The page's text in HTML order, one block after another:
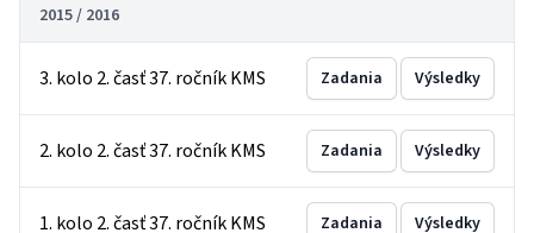
2015 / 2016
3. kolo 2. časť 37. ročník KMS Zadania Výsledky
2. kolo 2. časť 37. ročník KMS Zadania Výsledky
1. kolo 2. časť 37. ročník KMS Zadania Výsledky